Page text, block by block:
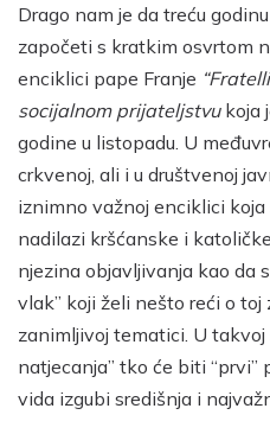
Drago nam je da treću
započeti s kratkim osvrtom
enciklici pape Franje
socijalnom prijateljstvukoja
godine u listopadu. U
crkvenoj, ali i u društvenoj
iznimno važnoj enciklici
nadilazi kršćanske i
njezina objavljivanja kao da
vlak” koji želi nešto reći o
zanimljivoj tematici. U takvoj
natjecanja” tko će biti
vida izgubi središnja i